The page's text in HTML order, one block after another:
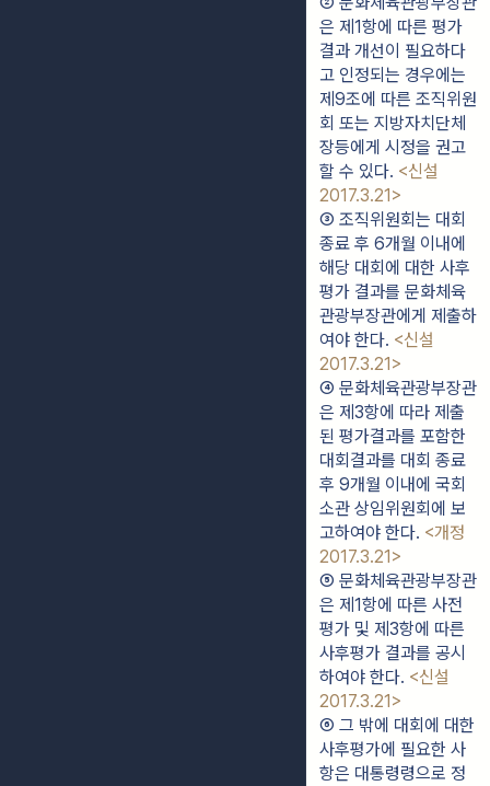
은 제1항에 따른 평가
결과 개선이 필요하다
고 인정되는 경우에는
제9조에 따른 조직위원
회 또는 지방자치단체
장등에게 시정을 권고
할 수 있다. <신설
2017.3.21>
③ 조직위원회는 대회
종료 후 6개월 이내에
해당 대회에 대한 사후
평가 결과를 문화체육
관광부장관에게 제출하
여야 한다. <신설
2017.3.21>
④ 문화체육관광부장관
은 제3항에 따라 제출
된 평가결과를 포함한
대회결과를 대회 종료
후 9개월 이내에 국회
소관 상임위원회에 보
고하여야 한다. <개정
2017.3.21>
⑤ 문화체육관광부장관
은 제1항에 따른 사전
평가 및 제3항에 따른
사후평가 결과를 공시
하여야 한다. <신설
2017.3.21>
⑥ 그 밖에 대회에 대한
사후평가에 필요한 사
항은 대통령령으로 정